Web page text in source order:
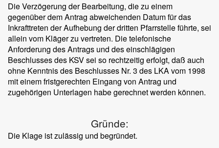
Die Verzögerung der Bearbeitung, die zu einem
gegenüber dem Antrag abweichenden Datum für das
Inkrafttreten der Aufhebung der dritten Pfarrstelle führte, sei
allein vom Kläger zu vertreten. Die telefonische
Anforderung des Antrags und des einschlägigen
Beschlusses des KSV sei so rechtzeitig erfolgt, daß auch
ohne Kenntnis des Beschlusses Nr. 3 des LKA vom 1998
mit einem fristgerechten Eingang von Antrag und
zugehörigen Unterlagen habe gerechnet werden können.
Gründe:
Die Klage ist zulässig und begründet.